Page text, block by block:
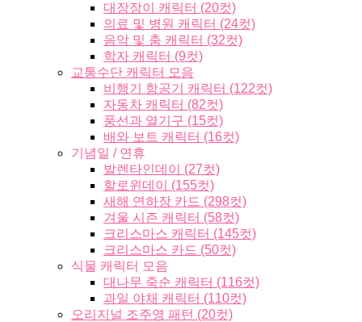
대장장이 캐릭터 (20컷)
의료 및 병원 캐릭터 (24컷)
음악 및 춤 캐릭터 (32컷)
학자 캐릭터 (9컷)
교통수단 캐릭터 모음
비행기 항공기 캐릭터 (122컷)
자동차 캐릭터 (82컷)
풍선과 열기구 (15컷)
배와 보트 캐릭터 (16컷)
기념일 / 연휴
발렌타인데이 (27컷)
할로윈데이 (155컷)
새해 연하장 카드 (298컷)
겨울 시즌 캐릭터 (58컷)
크리스마스 캐릭터 (145컷)
크리스마스 카드 (50컷)
식물 캐릭터 모음
대나무 죽순 캐릭터 (116컷)
과일 야채 캐릭터 (110컷)
오리지널 조주영 패턴 (20컷)